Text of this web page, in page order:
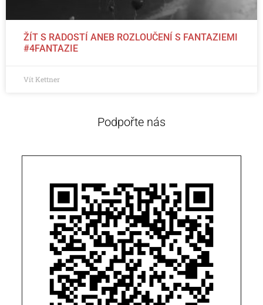
ŽÍT S RADOSTÍ ANEB ROZLOUČENÍ S FANTAZIEMI
#4FANTAZIE
Vít Kettner
Podpořte nás